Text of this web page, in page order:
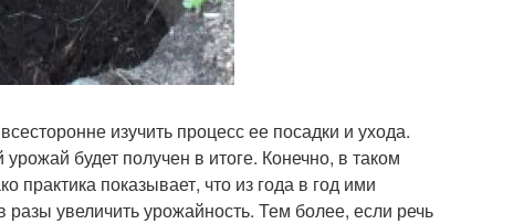
изучить процесс ее посадки и ухода.
будет получен в итоге. Конечно, в таком
показывает, что из года в год ими
увеличить урожайность. Тем более, если речь